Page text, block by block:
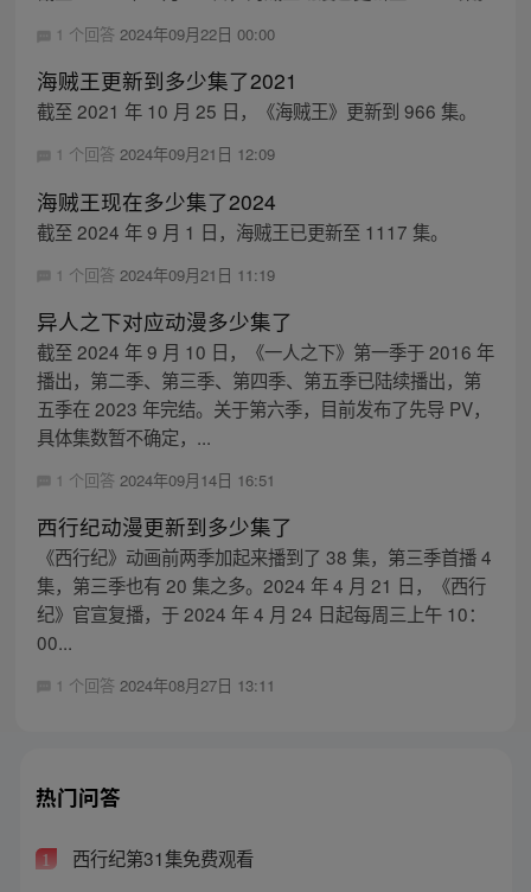
1 个回答 2024年09月22日 00:00
海贼王更新到多少集了2021
截至 2021 年 10 月 25 日，《海贼王》更新到 966 集。
1 个回答 2024年09月21日 12:09
海贼王现在多少集了2024
截至 2024 年 9 月 1 日，海贼王已更新至 1117 集。
1 个回答 2024年09月21日 11:19
异人之下对应动漫多少集了
截至 2024 年 9 月 10 日，《一人之下》第一季于 2016 年
播出，第二季、第三季、第四季、第五季已陆续播出，第
五季在 2023 年完结。关于第六季，目前发布了先导 PV，
具体集数暂不确定，...
1 个回答 2024年09月14日 16:51
西行纪动漫更新到多少集了
《西行纪》动画前两季加起来播到了 38 集，第三季首播 4
集，第三季也有 20 集之多。2024 年 4 月 21 日，《西行
纪》官宣复播，于 2024 年 4 月 24 日起每周三上午 10：
00...
1 个回答 2024年08月27日 13:11
热门问答
1 西行纪第31集免费观看